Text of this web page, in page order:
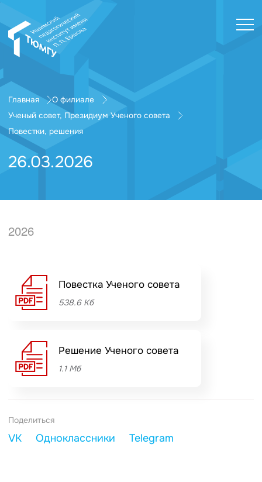
Главная
О филиале
Ученый совет, Президиум Ученого совета
Повестки, решения
26.03.2026
2026
Повестка Ученого совета
538.6 Кб
Решение Ученого совета
1.1 Мб
Поделиться